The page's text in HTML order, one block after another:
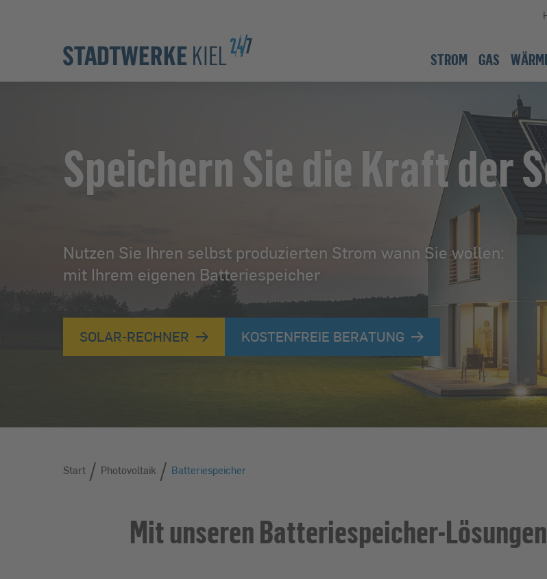
STROM GAS
Speichern Sie die Kraft der
Nutzen Sie Ihren selbst produzierten Strom wann Sie wollen:
mit Ihrem eigenen Batteriespeicher
SOLAR-RECHNER KOSTENFREIE BERATUNG
Start
Start / Photovoltaik / Batteriespeicher
Mit unseren Batteriespeicher-